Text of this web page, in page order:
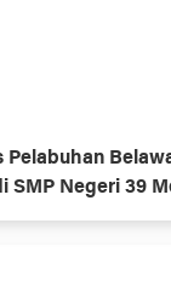
Pelabuhan
SMP Negeri 39